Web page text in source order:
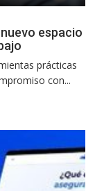
espacio
prácticas
con...